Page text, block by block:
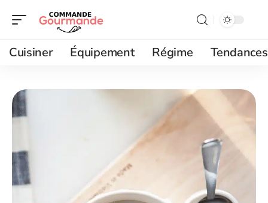
Cuisiner Équipement Régime Tendances